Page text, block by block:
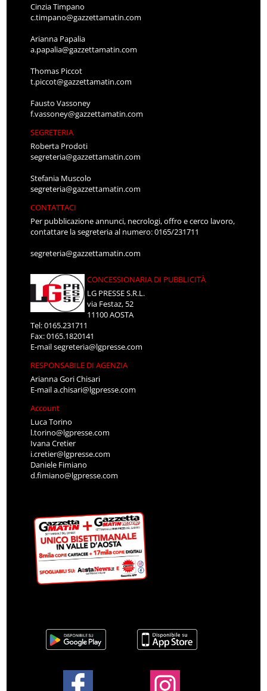
Cinzia Timpano
c.timpano@gazzettamatin.com
Arianna Papalia
a.papalia@gazzettamatin.com
Thomas Piccot
t.piccot@gazzettamatin.com
Fausto Vassoney
f.vassoney@gazzettamatin.com
SEGRETERIA
Roberta Prodoti
segreteria@gazzettamatin.com
Stefania Muscolo
segreteria@gazzettamatin.com
CONTATTACI
Per pubblicazione annunci, necrologi, offro e cerco lavoro,
contattare la segreteria al numero: 0165/231711
segreteria@gazzettamatin.com
CONCESSIONARIA DI PUBBLICITÀ
LG PRESSE S.R.L.
via Festaz, 52
11100 AOSTA
Tel: 0165.231711
Fax: 0165.1820141
E-mailsegreteria@lgpresse.com
RESPONSABILE DI AGENZIA
Arianna Gori Chisari
E-maila.chisari@lgpresse.com
Account
Luca Torino
l.torino@lgpresse.com
Ivana Cretier
i.cretier@lgpresse.com
Daniele Fimiano
d.fimiano@lgpresse.com